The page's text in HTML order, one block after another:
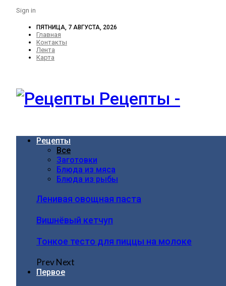
Sign in
ПЯТНИЦА, 7 АВГУСТА, 2026
Главная
Контакты
Лента
Карта
Рецепты -
Рецепты
Все
Заготовки
Блюда из мяса
Блюда из рыбы
Ленивая овощная паста
Вишнёвый кетчуп
Тонкое тесто для пиццы на молоке
PrevNext
Первое